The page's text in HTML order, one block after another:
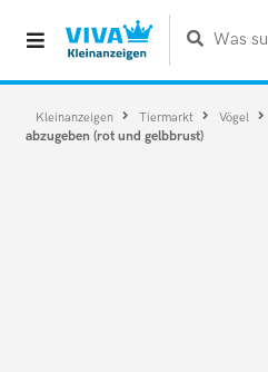
Was
Kleinanzeigen Tiermarkt Vögel
abzugeben (rot und gelbbrust)